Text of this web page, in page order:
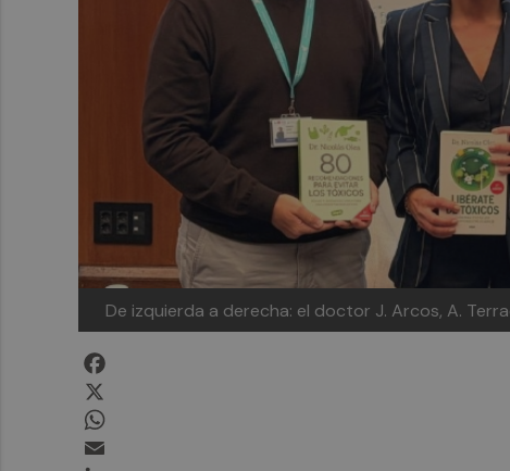
De izquierda a derecha: el doctor J. Arcos, A.